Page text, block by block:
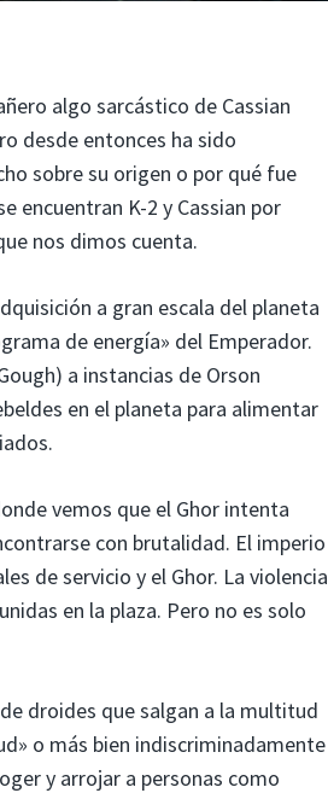
algo sarcástico de Cassian
desde entonces ha sido
sobre su origen o por qué fue
encuentran K-2 y Cassian por
nos dimos cuenta.
a gran escala del planeta
de energía» del Emperador.
a instancias de Orson
en el planeta para alimentar
vemos que el Ghor intenta
con brutalidad. El imperio
de servicio y el Ghor. La violencia
en la plaza. Pero no es solo
droides que salgan a la multitud
o más bien indiscriminadamente
y arrojar a personas como